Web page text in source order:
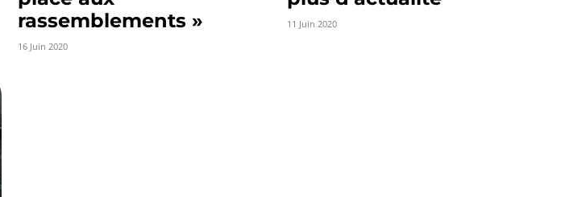
rassemblements »
16 Juin 2020
11 Juin 2020